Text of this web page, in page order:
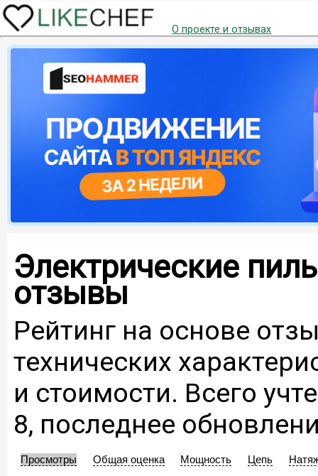
О проекте и отзывах
Электрические
отзывы
Рейтинг на основе
технических
и стоимости. Всего
8, последнее
Просмотры Общая оценка Мощность Цепь